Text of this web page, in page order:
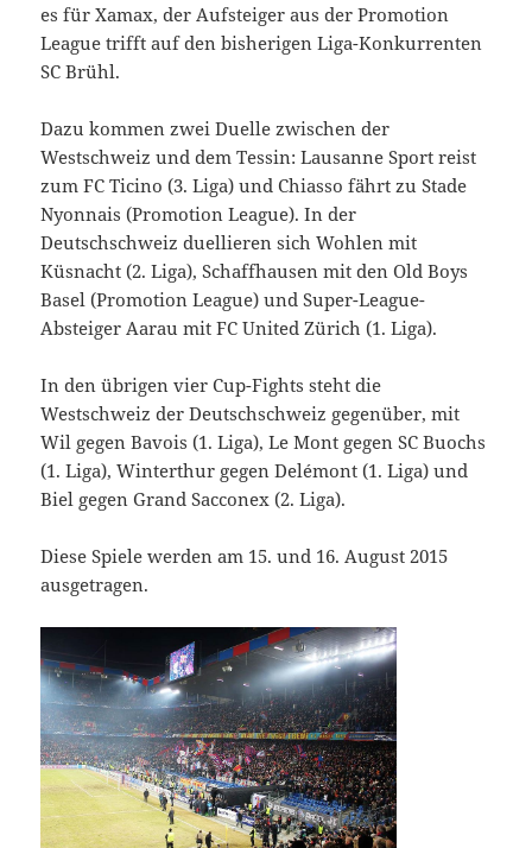
es für Xamax, der Aufsteiger aus der Promotion
League trifft auf den bisherigen Liga-Konkurrenten
SC Brühl.
Dazu kommen zwei Duelle zwischen der
Westschweiz und dem Tessin: Lausanne Sport reist
zum FC Ticino (3. Liga) und Chiasso fährt zu Stade
Nyonnais (Promotion League). In der
Deutschschweiz duellieren sich Wohlen mit
Küsnacht (2. Liga), Schaffhausen mit den Old Boys
Basel (Promotion League) und Super-League-
Absteiger Aarau mit FC United Zürich (1. Liga).
In den übrigen vier Cup-Fights steht die
Westschweiz der Deutschschweiz gegenüber, mit
Wil gegen Bavois (1. Liga), Le Mont gegen SC Buochs
(1. Liga), Winterthur gegen Delémont (1. Liga) und
Biel gegen Grand Sacconex (2. Liga).
Diese Spiele werden am 15. und 16. August 2015
ausgetragen.